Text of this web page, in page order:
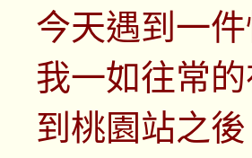
今天遇到一
我一如往常
到桃園站之後